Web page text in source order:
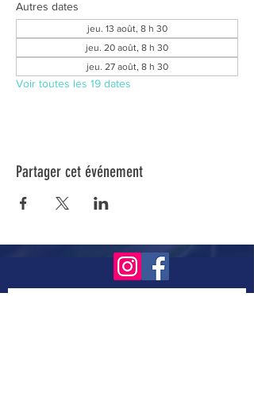
Autres dates
jeu. 13 août, 8 h 30
jeu. 20 août, 8 h 30
jeu. 27 août, 8 h 30
Voir toutes les 19 dates
Partager cet événement